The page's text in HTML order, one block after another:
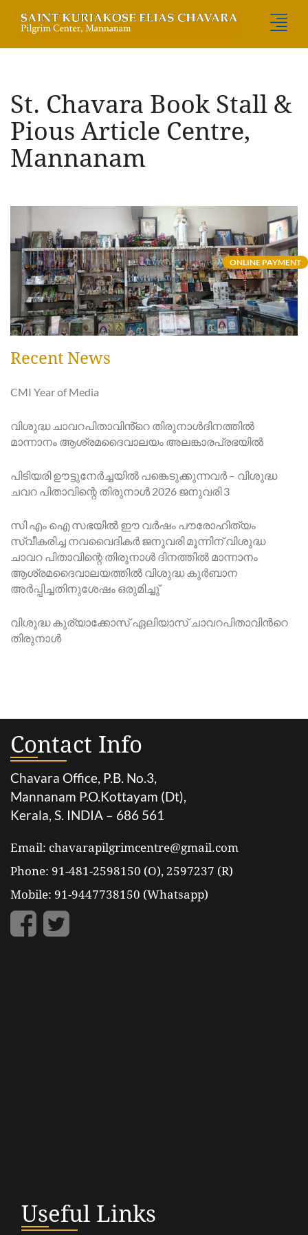
ONLINE PAYMENT
St. Chavara Book Stall &
Pious Article Centre,
Mannanam
Recent News
CMI Year of Media
വിശുദ്ധ ചാവറപിതാവിൻ്റെ തിരുനാൾദിനത്തിൽ
മാന്നാനം ആശ്രമദൈവാലയം അലങ്കാരപ്രഭയിൽ
പിടിയരി ഊട്ടുനേർച്ചയിൽ പങ്കെടുക്കുന്നവർ – വിശുദ്ധ
ചവറ പിതാവിന്റെ തിരുനാൾ 2026 ജനുവരി 3
സി എം ഐ സഭയിൽ ഈ വർഷം പൗരോഹിത്യം
സ്വീകരിച്ച നവവൈദികർ ജനുവരി മൂന്നിന് വിശുദ്ധ
ചാവറ പിതാവിന്റെ തിരുനാൾ ദിനത്തിൽ മാന്നാനം
ആശ്രമദൈവാലയത്തിൽ വിശുദ്ധ കുർബാന
അർപ്പിച്ചതിനുശേഷം ഒരുമിച്ചു്
വിശുദ്ധ കുര്യാക്കോസ് ഏലിയാസ് ചാവറപിതാവിന്‍റെ
തിരുനാള്‍
Contact Info
Chavara Office, P.B. No.3,
Mannanam P.O.Kottayam (Dt),
Kerala, S. INDIA – 686 561
Email: chavarapilgrimcentre@gmail.com
Phone: 91-481-2598150 (O), 2597237 (R)
Mobile: 91-9447738150 (Whatsapp)
Useful Links